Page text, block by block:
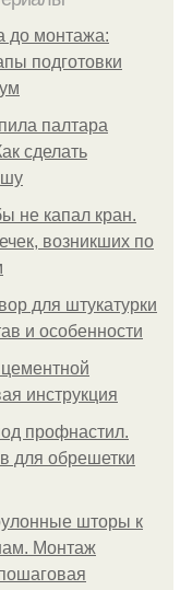
до монтажа:
подготовки
палтара
сделать
не капал кран.
возникших по
для штукатурки
и особенности
цементной
инструкция
профнастил.
для обрешетки
шторы к
Монтаж